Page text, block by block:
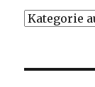
Kategorien